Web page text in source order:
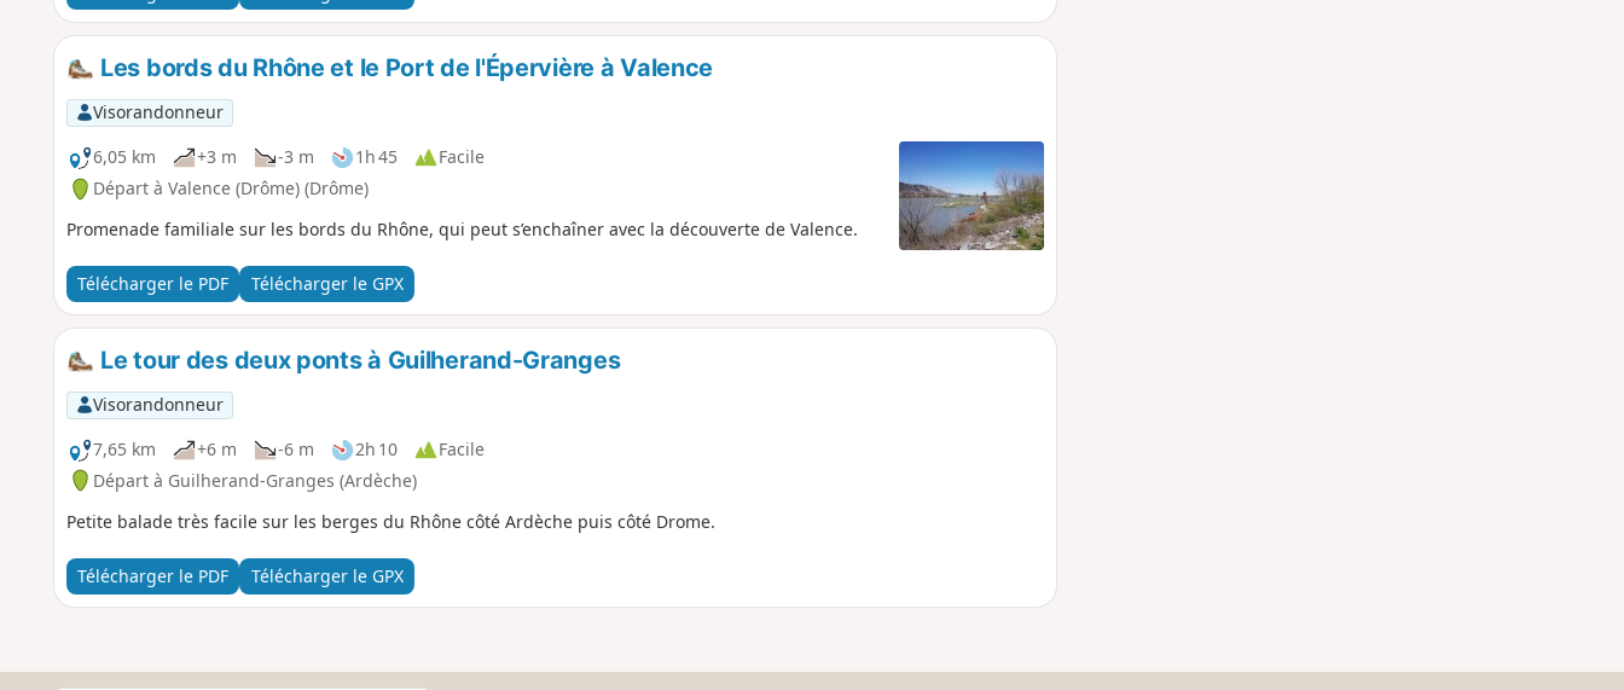
Les bords du Rhône et le Port de l'Épervière à Valence
Visorandonneur
6,05 km
+3 m -3 m 1h 45
Facile
Départ à Valence (Drôme) (Drôme)
Promenade familiale sur les bords du Rhône, qui peut s’enchaîner avec la découverte de Valence.
Télécharger le PDF Télécharger le GPX
Le tour des deux ponts à Guilherand-Granges
Visorandonneur
7,65 km
+6 m -6 m 2h 10
Facile
Départ à Guilherand-Granges (Ardèche)
Petite balade très facile sur les berges du Rhône côté Ardèche puis côté Drome.
Télécharger le PDF Télécharger le GPX